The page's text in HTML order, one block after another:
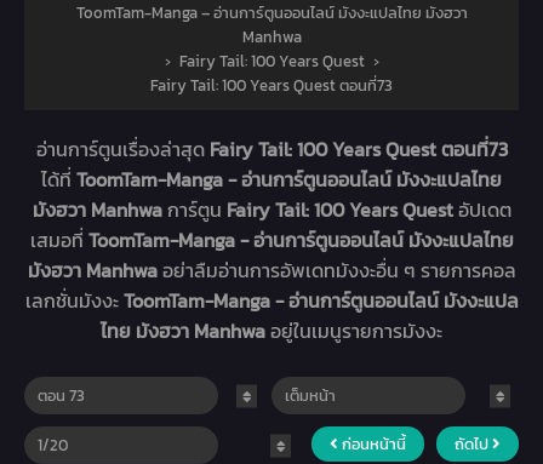
ToomTam-Manga – อ่านการ์ตูนออนไลน์ มังงะแปลไทย มังฮวา
Manhwa
› Fairy Tail: 100 Years Quest ›
Fairy Tail: 100 Years Quest ตอนที่73
อ่านการ์ตูนเรื่องล่าสุด Fairy Tail: 100 Years Quest ตอนที่73
ได้ที่ ToomTam-Manga - อ่านการ์ตูนออนไลน์ มังงะแปลไทย
มังฮวา Manhwaการ์ตูน Fairy Tail: 100 Years Questอัปเดต
เสมอที่ ToomTam-Manga - อ่านการ์ตูนออนไลน์ มังงะแปลไทย
มังฮวา Manhwaอย่าลืมอ่านการอัพเดทมังงะอื่น ๆ รายการคอล
เลกชั่นมังงะToomTam-Manga - อ่านการ์ตูนออนไลน์ มังงะแปล
ไทย มังฮวา Manhwaอยู่ในเมนูรายการมังงะ
ก่อนหน้านี้ ถัดไป